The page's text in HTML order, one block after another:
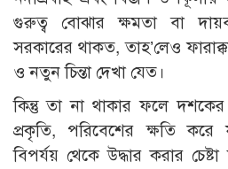
গুরুত্ব বোঝার ক্ষমতা বা
সরকারের থাকত, তাহ’লেও
ও নতুন চিন্তা দেখা যেত।
কিন্তু তা না থাকার ফলে দশকের
প্রকৃতি, পরিবেশের ক্ষতি করে
বিপর্যয় থেকে উদ্ধার করার